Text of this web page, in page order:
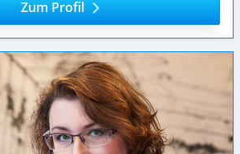
Zum Profil